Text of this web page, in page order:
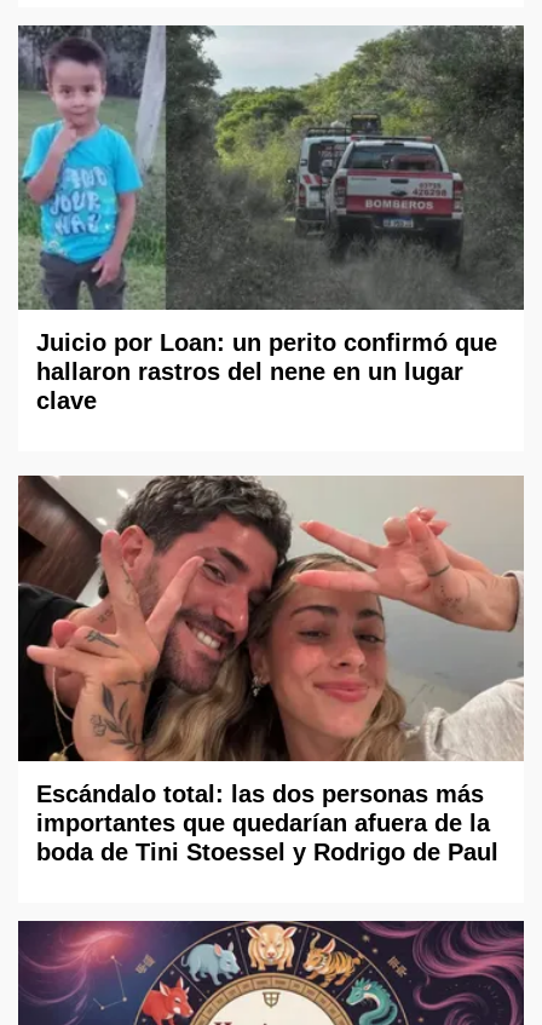
Juicio por Loan: un perito confirmó que
hallaron rastros del nene en un lugar
clave
Escándalo total: las dos personas más
importantes que quedarían afuera de la
boda de Tini Stoessel y Rodrigo de Paul